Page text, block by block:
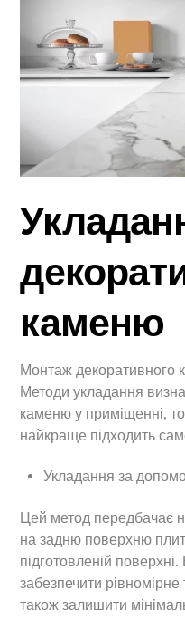
каменю
Монтаж декоративного
Методи укладання
каменю у приміщенні,
найкраще підходить
Укладання за
Цей метод передбачає
на задню поверхню
підготовленій
забезпечити
також залишити